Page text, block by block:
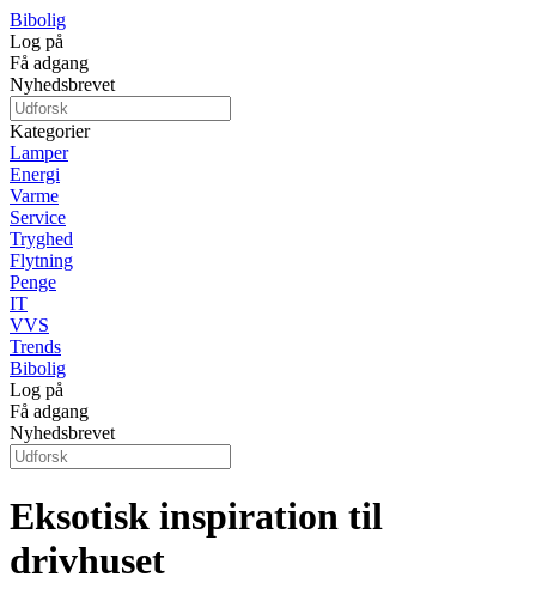
Bibolig
Log på
Få adgang
Nyhedsbrevet
Kategorier
Lamper
Energi
Varme
Service
Tryghed
Flytning
Penge
IT
VVS
Trends
Bibolig
Log på
Få adgang
Nyhedsbrevet
Eksotisk inspiration til
drivhuset